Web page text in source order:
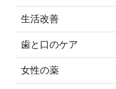
生活改善
歯と口のケア
女性の薬